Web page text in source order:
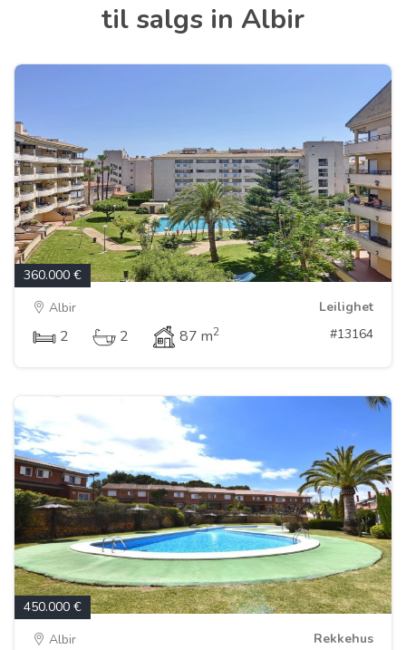
til salgs in Albir
360.000 €
Albir
Leilighet
2 2 87 m2 #13164
450.000 €
Albir
Rekkehus